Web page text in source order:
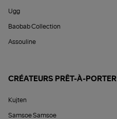
Ugg
Baobab Collection
Assouline
CRÉATEURS PRÊT-À-PORTER
Kujten
Samsoe Samsoe